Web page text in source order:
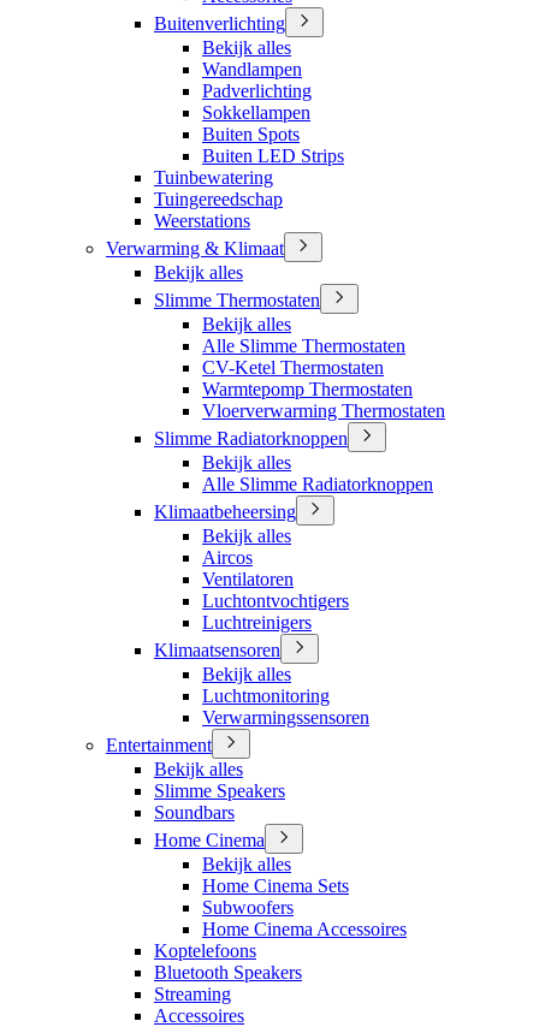
Buitenverlichting
Bekijk alles
Wandlampen
Padverlichting
Sokkellampen
Buiten Spots
Buiten LED Strips
Tuinbewatering
Tuingereedschap
Weerstations
Verwarming & Klimaat
Bekijk alles
Slimme Thermostaten
Bekijk alles
Alle Slimme Thermostaten
CV-Ketel Thermostaten
Warmtepomp Thermostaten
Vloerverwarming Thermostaten
Slimme Radiatorknoppen
Bekijk alles
Alle Slimme Radiatorknoppen
Klimaatbeheersing
Bekijk alles
Aircos
Ventilatoren
Luchtontvochtigers
Luchtreinigers
Klimaatsensoren
Bekijk alles
Luchtmonitoring
Verwarmingssensoren
Entertainment
Bekijk alles
Slimme Speakers
Soundbars
Home Cinema
Bekijk alles
Home Cinema Sets
Subwoofers
Home Cinema Accessoires
Koptelefoons
Bluetooth Speakers
Streaming
Accessoires